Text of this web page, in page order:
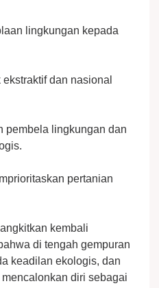
lingkungan kepada
dan nasional
pembela lingkungan dan
pertanian
kembali
di tengah gempuran
keadilan ekologis, dan
diri sebagai